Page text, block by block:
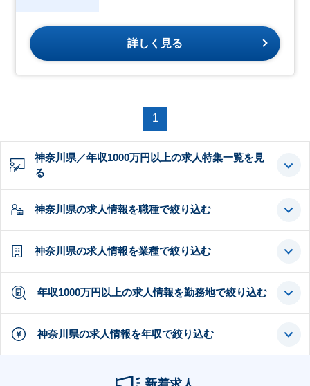
詳しく見る
1
神奈川県／年収1000万円以上の求人特集一覧を見
る
神奈川県の求人情報を職種で絞り込む
神奈川県の求人情報を業種で絞り込む
年収1000万円以上の求人情報を勤務地で絞り込む
神奈川県の求人情報を年収で絞り込む